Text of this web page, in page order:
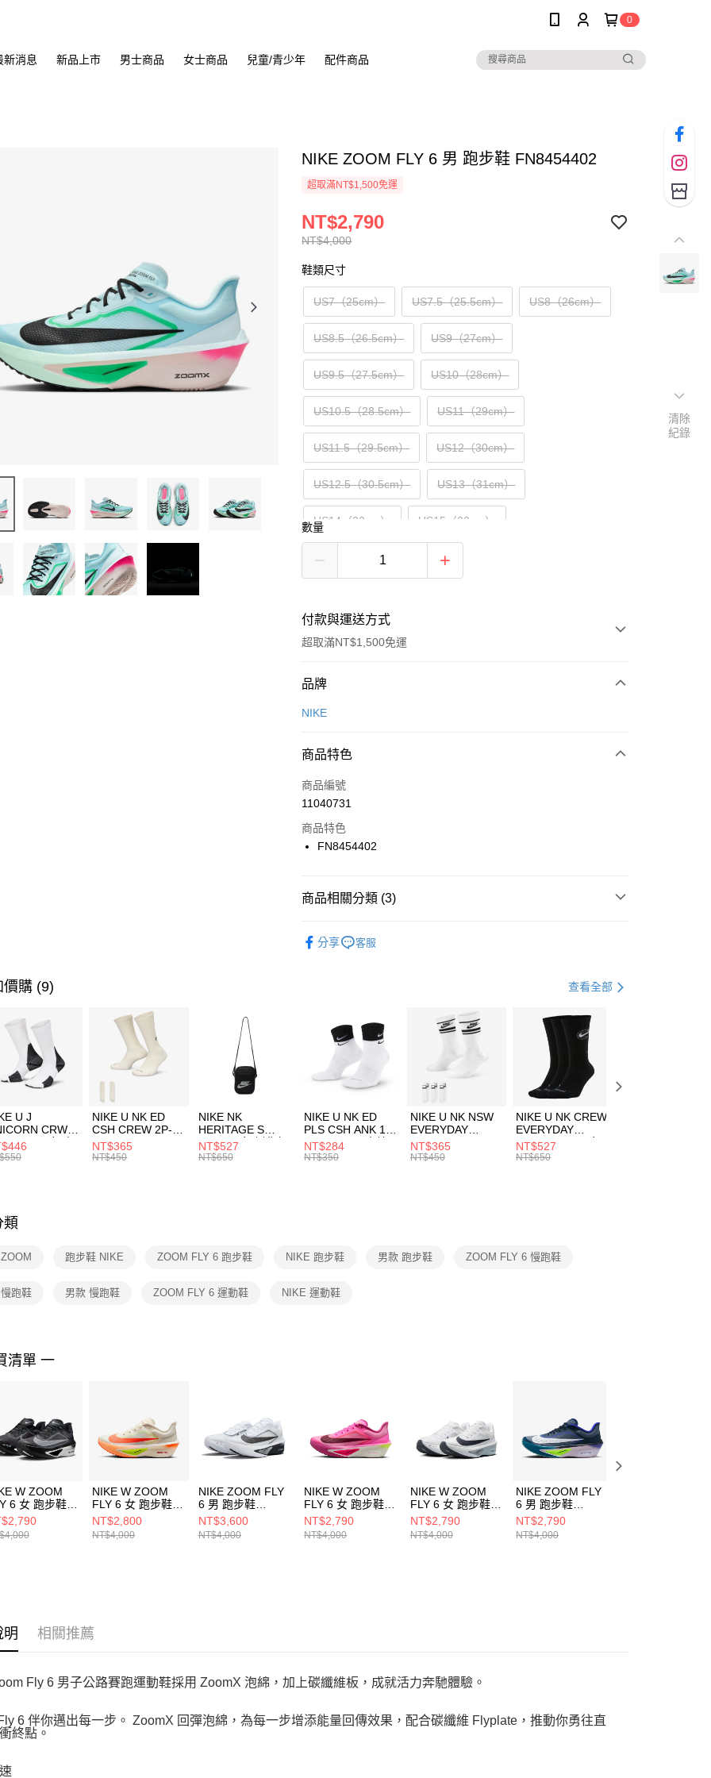
0
新消息 新品上市 男士商品 女士商品 兒童/青少年 配件商品
NIKE ZOOM FLY 6 男 跑步鞋 FN8454402
超取滿NT$1,500免運
NT$4,000
NT$2,790
鞋類尺寸
US7（25cm） US7.5（25.5cm） US8（26cm）
US8.5（26.5cm） US9（27cm）
US9.5（27.5cm） US10（28cm）
US10.5（28.5cm） US11（29cm）
US11.5（29.5cm） US12（30cm）
US12.5（30.5cm） US13（31cm）
US14（32cm） US15（33cm）
數量
付款與運送方式
超取滿NT$1,500免運
付款方式
信用卡一次付款
合作金庫商業銀行
華南商業銀行
上海商業儲蓄銀行
國泰世華商業銀行
聯邦商業銀行
台新國際商業銀行
LINE Pay
Apple Pay
【關於「AFTEE先享後付」】
３．安心：先確認商品／服務後，再付款。
【「AFTEE先享後付」結帳流程】
１．於結帳方式選擇「AFTEE先享後付」後，將跳轉至「AFTEE先享後
付」結帳頁面，進行簡訊認證並確認金額後，即可完成結帳。
２．訂單成立數日內，您將收到繳費通知簡訊。
３．收到繳費通知簡訊後14天內，點擊此簡訊中的連結，可透過四大超商
／ATM／網路銀行／等多元方式進行付款，方視為交易完成。
※ 請注意：結帳手續完成當下不需立刻繳費，但若您需要取消訂單，請聯
絡購買商品的店家。未經商家同意取消之訂單仍視為有效，需透過AFTEE
先享後付繳納相關費用。
１．透過由恩沛科技股份有限公司提供之「AFTEE先享後付」服務完成之
交易，需依本服務之必要範圍內提供個人資料，並將交易相關給付款項請
２．關於個人資料處理事宜，請瀏覽以下網址：
形，恩沛科技股份有限公司將有權停止該用戶之使用額度並採取法律行
動。
每筆NT$100，滿NT$1,500(含以上)免運費
每筆NT$100，滿NT$1,500(含以上)免運費
付款後門市自取
每筆NT$100，滿NT$1,500(含以上)免運費
品牌
NIKE
商品特色
商品編號
11040731
商品特色
FN8454402
商品相關分類 (3)
分享 客服
價購 (9) 查看全部
U J
CRW
-160 男女 中
FZ3393100
NIKE U NK ED
CSH CREW 2P-
144 EMBRDY 男
女 短統襪
NT$365
NT$450
NIKE NK
HERITAGE S
SMIT 男女 側背包
BA5871010
NT$527
NT$650
NIKE U NK ED
PLS CSH ANK 1P
144 DBL 男 中統
襪 DH4058104
NT$284
NT$350
NIKE U NK NSW
EVERYDAY
ESSENTIAL CR
男女 短統襪
NT$365
NT$450
NIKE U NK CREW
EVERYDAY
BBALL 3PR 男女
長統襪
NT$527
NT$650
類
跑步鞋 NIKE ZOOM FLY 6 跑步鞋 NIKE 跑步鞋 男款 跑步鞋 ZOOM FLY 6 慢跑鞋
跑鞋 男款 慢跑鞋 ZOOM FLY 6 運動鞋 NIKE 運動鞋
清單 一
W ZOOM
6 女 跑步鞋
NIKE W ZOOM
FLY 6 女 跑步鞋
FN8455105
NT$2,800
NT$4,000
NIKE ZOOM FLY
6 男 跑步鞋
FN8454100
NT$3,600
NT$4,000
NIKE W ZOOM
FLY 6 女 跑步鞋
FN8455602
NT$2,790
NT$4,000
NIKE W ZOOM
FLY 6 女 跑步鞋
FN8455104
NT$2,790
NT$4,000
NIKE ZOOM FLY
6 男 跑步鞋
FN8454403
NT$2,790
NT$4,000
明 相關推薦
Fly 6 男子公路賽跑運動鞋採用 ZoomX 泡綿，加上碳纖維板，成就活力奔馳體驗。
6 伴你邁出每一步。 ZoomX 回彈泡綿，為每一步增添能量回傳效果，配合碳纖維 Flyplate，推動你勇往直
終點。
清除
紀錄